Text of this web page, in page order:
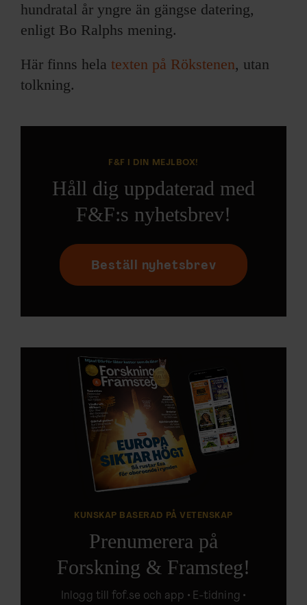
hundratal år yngre än gängse datering,
enligt Bo Ralphs mening.
Här finns hela texten på Rökstenen, utan
tolkning.
F&F I DIN MEJLBOX!
Håll dig uppdaterad med
F&F:s nyhetsbrev!
Beställ nyhetsbrev
KUNSKAP BASERAD PÅ VETENSKAP
Prenumerera på
Forskning & Framsteg!
Inlogg tillfof.se och app • E-tidning •